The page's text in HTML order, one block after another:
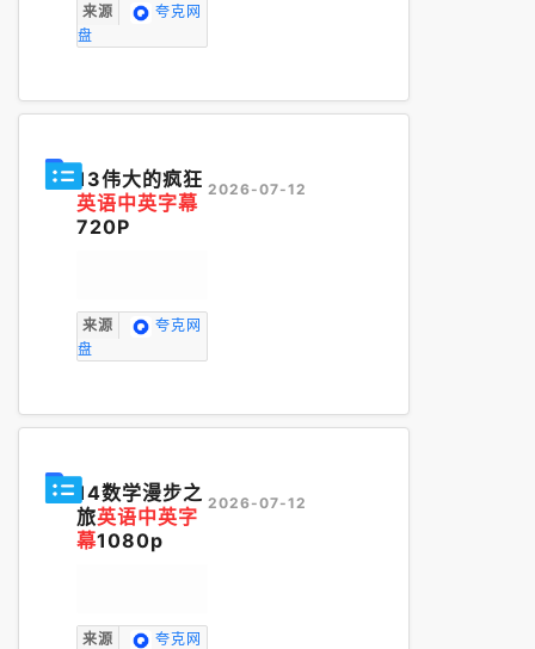
来源
夸克网
盘
13伟大的疯狂
英语中英字幕
720P
来源
夸克网
盘
2026-07-12
14数学漫步之
旅英语中英字
幕1080p
来源
夸克网
2026-07-12